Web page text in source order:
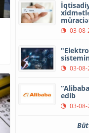
03-
03-
edib
03-